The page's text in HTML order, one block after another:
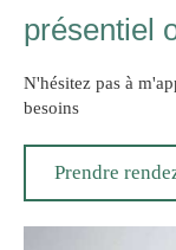
présentiel
N'hésitez pas à
besoins
Prendre